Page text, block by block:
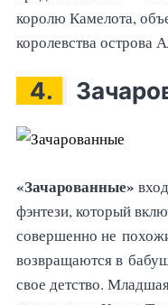
королю Камелота,
королевства острова
4.
«Зачарованные»
фэнтези, который
совершенно не
возвращаются в
свое детство.